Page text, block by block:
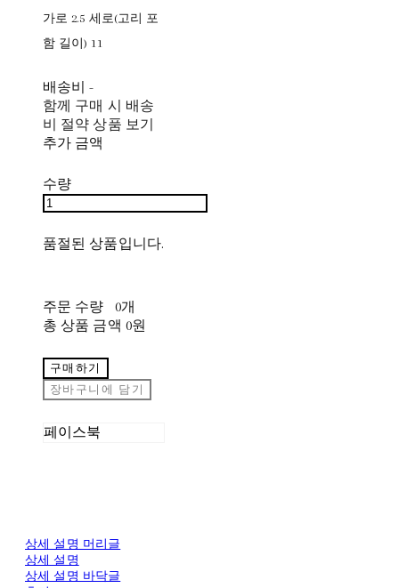
가로 2.5 세로(고리 포
함 길이) 11
배송비-
함께 구매 시 배송
비 절약 상품 보기
추가 금액
수량
품절된 상품입니다.
주문 수량
0개
총 상품 금액 0원
구매하기
장바구니에 담기
페이스북
상세 설명 머리글
상세 설명
상세 설명 바닥글